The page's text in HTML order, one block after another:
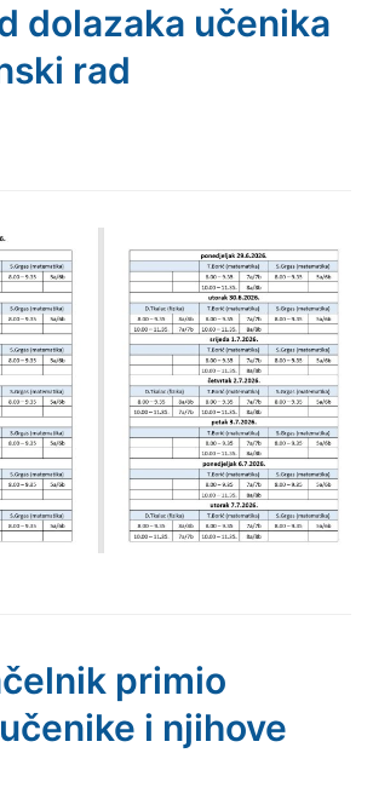
dolazaka učenika
rad
primio
i njihove